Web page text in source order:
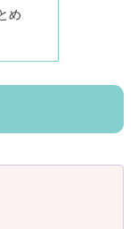
め